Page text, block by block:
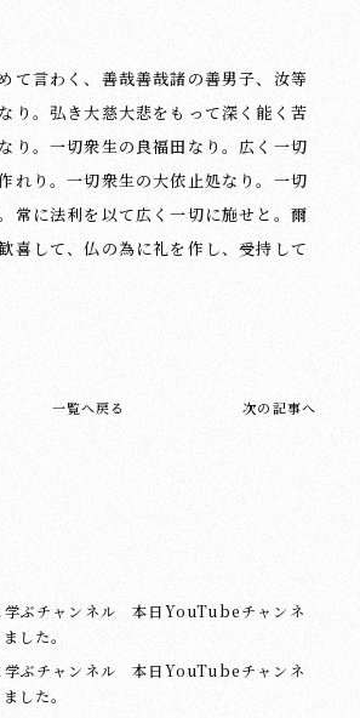
て言わく、善哉善哉諸の善男子、汝等
り。弘き大慈大悲をもって深く能く苦
り。一切衆生の良福田なり。広く一切
れり。一切衆生の大依止処なり。一切
常に法利を以て広く一切に施せと。爾
喜して、仏の為に礼を作し、受持して
一覧へ戻る 次の記事へ
学ぶチャンネル 本日YouTubeチャンネ
した。
学ぶチャンネル 本日YouTubeチャンネ
した。